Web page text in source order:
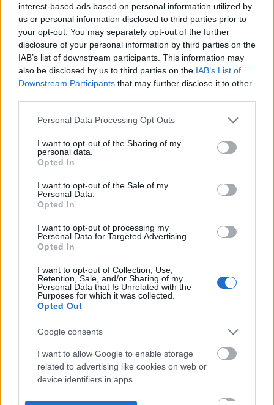
interest-based ads based on personal information utilized by
us or personal information disclosed to third parties prior to
your opt-out. You may separately opt-out of the further
disclosure of your personal information by third parties on the
IAB’s list of downstream participants. This information may
also be disclosed by us to third parties on the IAB’s List of
Downstream Participants that may further disclose it to other
Please note that this website/app uses one or more Google
not limited to your visit or usage behaviour. You may click to
grant or deny consent to Google and its third-party tags to
use your data for below specified purposes in below Google
consent section.
Personal Data Processing Opt Outs
I want to opt-out of the Sharing of my
personal data.
Opted In
I want to opt-out of the Sale of my
Personal Data.
Opted In
I want to opt-out of processing my
Personal Data for Targeted Advertising.
Opted In
I want to opt-out of Collection, Use,
Retention, Sale, and/or Sharing of my
Personal Data that Is Unrelated with the
Purposes for which it was collected.
Opted Out
Google consents
I want to allow Google to enable storage
related to advertising like cookies on web or
device identifiers in apps.
Tíz éve hunyt el Tar Sándor a magyar próza felejthetetlen írója.
Ma már nyilvánvaló, hogy Tar adhatta a legpontosabb és
legtehetségesebben közreadott látleletét a Kádár-kori, „élet
az élet alatti világnak” - mondhatnánk, hogy szociografikusan,
de korántsem azzal a hűvös…..
novella a kedvencem. Meg persze a többi. Minden, bármi
nézem, megjelent-e új könyve. De aztán rájövök, hogy
olyan már nem lesz....
Belépve többet láthatsz. Itt beléphetsz
felhasználási feltételek adatvédelmi tájékoztató
problémák
dsa impresszum médiaajánlat
süti beállítások
módosítása